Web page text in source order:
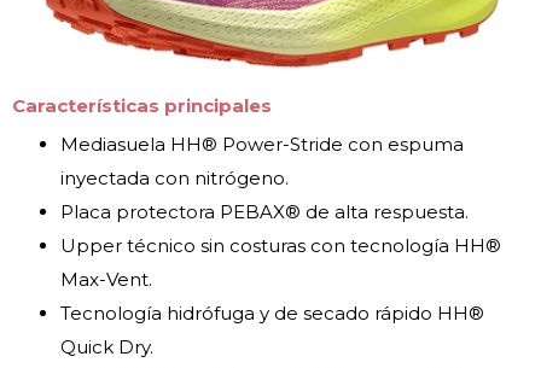
Características principales
Mediasuela HH® Power-Stride con espuma
inyectada con nitrógeno.
Placa protectora PEBAX® de alta respuesta.
Upper técnico sin costuras con tecnología HH®
Max-Vent.
Tecnología hidrófuga y de secado rápido HH®
Quick Dry.